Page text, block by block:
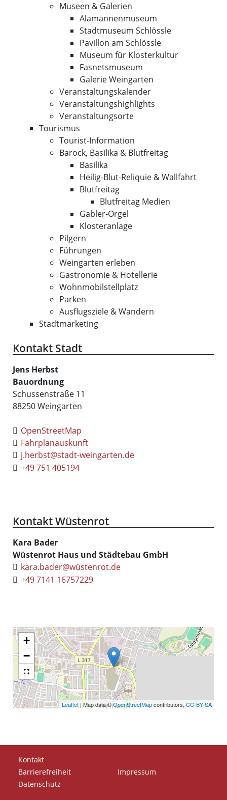
Museen & Galerien
Alamannenmuseum
Stadtmuseum Schlössle
Pavillon am Schlössle
Museum für Klosterkultur
Fasnetsmuseum
Galerie Weingarten
Veranstaltungskalender
Veranstaltungshighlights
Veranstaltungsorte
Tourismus
Tourist-Information
Barock, Basilika & Blutfreitag
Basilika
Heilig-Blut-Reliquie & Wallfahrt
Blutfreitag
Blutfreitag Medien
Gabler-Orgel
Klosteranlage
Pilgern
Führungen
Weingarten erleben
Gastronomie & Hotellerie
Wohnmobilstellplatz
Parken
Ausflugsziele & Wandern
Stadtmarketing
Kontakt Stadt
Jens Herbst
Bauordnung
Schussenstraße 11
88250Weingarten
OpenStreetMap
Fahrplanauskunft
j.herbst@stadt-weingarten.de
+49 751 405194
Kontakt Wüstenrot
Kara Bader
Wüstenrot Haus und Städtebau GmbH
kara.bader@wüstenrot.de
+49 7141 16757229
+
−
Leaflet| Map data ©OpenStreetMapcontributors, CC-BY-SA
Kontakt
Barrierefreiheit
Impressum
Datenschutz